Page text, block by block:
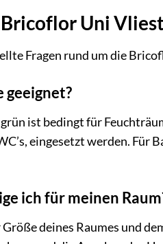
Bricoflor Uni
Fragen rund um die
geeignet?
ist bedingt für
eingesetzt werden.
ich für meinen
deines Raumes und